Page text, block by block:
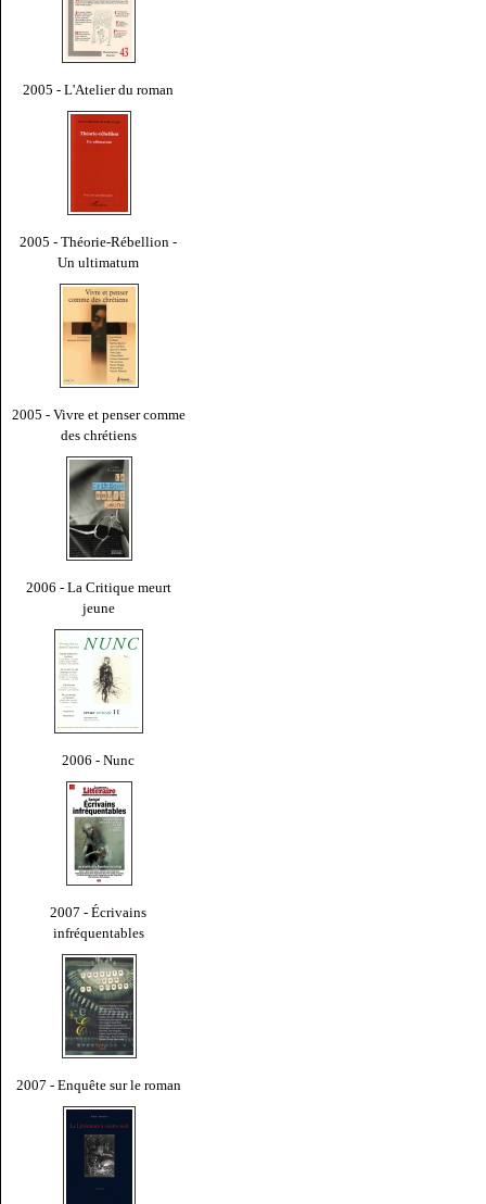
2005 - L'Atelier du roman
2005 - Théorie-Rébellion -
Un ultimatum
2005 - Vivre et penser comme
des chrétiens
2006 - La Critique meurt
jeune
2006 - Nunc
2007 - Écrivains
infréquentables
2007 - Enquête sur le roman